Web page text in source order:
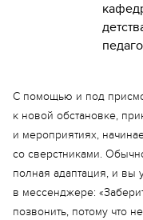
С помощью и под
к новой обстановке,
и мероприятиях,
со сверстниками.
полная адаптация, и вы
в мессенджере:
позвонить, потому что